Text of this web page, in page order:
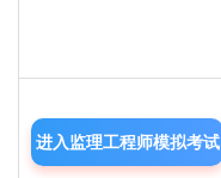
进入监理工程师模拟考试